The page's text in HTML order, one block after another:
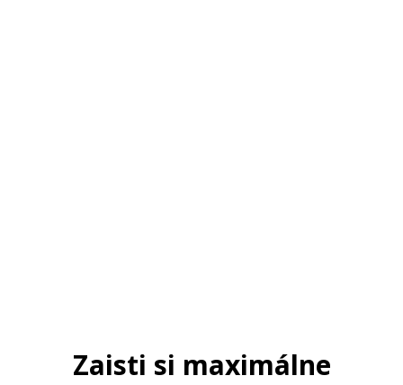
Zaisti si maximálne